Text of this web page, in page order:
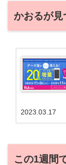
かおるが見
2023.03.17
この1週間